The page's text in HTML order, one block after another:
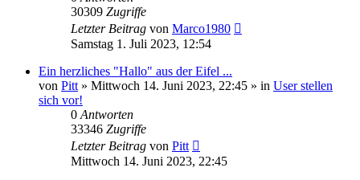
30309 Zugriffe
Letzter Beitrag von Marco1980
Samstag 1. Juli 2023, 12:54
Ein herzliches "Hallo" aus der Eifel ...
von Pitt » Mittwoch 14. Juni 2023, 22:45 » in User stellen
sich vor!
0 Antworten
33346 Zugriffe
Letzter Beitrag von Pitt
Mittwoch 14. Juni 2023, 22:45